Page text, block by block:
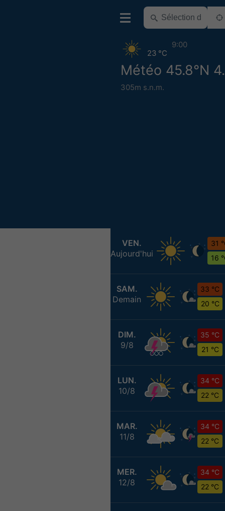
Météo 45.8°N
305m s.n.m.
23 °C
9:00
VEN.
Aujourd'hui
31
16
SAM.
Demain
33 °C
20 °C
DIM.
9/8
35 °C
21 °C
LUN.
10/8
34 °C
22 °C
MAR.
11/8
34 °C
22 °C
MER.
12/8
34 °C
22 °C